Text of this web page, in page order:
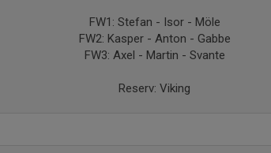
FW1: Stefan - Isor - Möle
FW2: Kasper - Anton - Gabbe
FW3: Axel - Martin - Svante
Reserv: Viking